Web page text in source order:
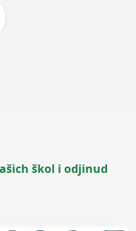
škol i odjinud